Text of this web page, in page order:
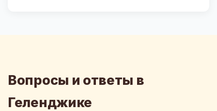
Вопросы и ответы в
Геленджике